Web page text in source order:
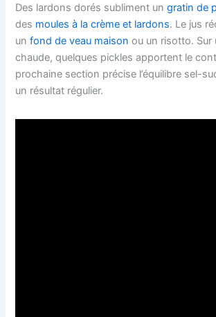
Des lardons dorés subliment ungratin de
des moules à la crème et lardons. Le jus
unfond de veau maison ou un risotto. Sur
chaude, quelques pickles apportent le
prochaine section précise l’équilibre sel-
un résultat régulier.